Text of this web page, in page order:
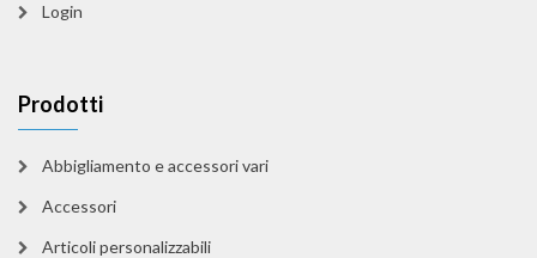
Login
Prodotti
Abbigliamento e accessori vari
Accessori
Articoli personalizzabili